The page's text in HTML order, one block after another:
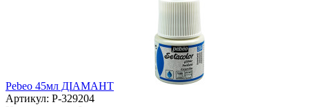
Pebeo 45мл ДІАМАНТ
Артикул: P-329204